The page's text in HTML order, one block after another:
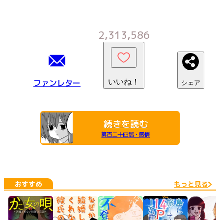
ファンレター
2,313,586
いいね！ シェア
続きを読む
第百二十四話・感情
おすすめ もっと見る